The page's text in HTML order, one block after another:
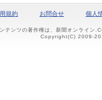
規約 お問合せ 個人
テンツの著作権は、新聞オンライン
Copyright(C) 2009-